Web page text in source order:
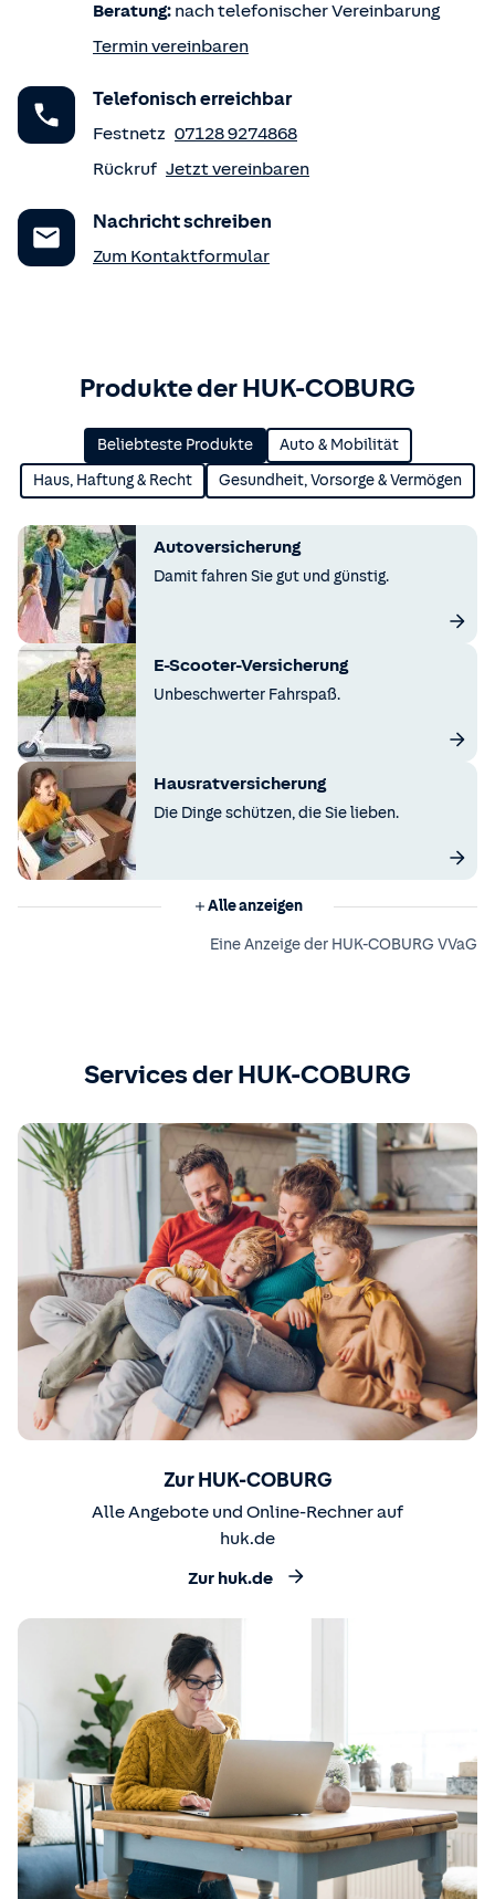
Beratung: nach telefonischer Vereinbarung
Termin vereinbaren
Telefonisch erreichbar
Festnetz 07128 9274868
Rückruf Jetzt vereinbaren
Nachricht schreiben
Zum Kontaktformular
Produkte der HUK-COBURG
Beliebteste Produkte Auto & Mobilität
Haus, Haftung & Recht Gesundheit, Vorsorge & Vermögen
Autoversicherung
Damit fahren Sie gut und günstig.
E-Scooter-Versicherung
Unbeschwerter Fahrspaß.
Hausratversicherung
Die Dinge schützen, die Sie lieben.
Alle anzeigen
Eine Anzeige der HUK-COBURG VVaG
Services der HUK-COBURG
Zur HUK-COBURG
Alle Angebote und Online-Rechner auf
huk.de
Zur huk.de